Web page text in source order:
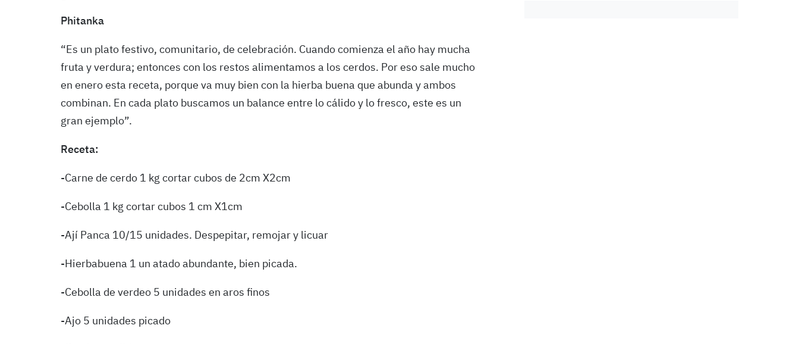
Phitanka
“Es un plato festivo, comunitario, de celebración. Cuando comienza el año hay mucha
fruta y verdura; entonces con los restos alimentamos a los cerdos. Por eso sale mucho
en enero esta receta, porque va muy bien con la hierba buena que abunda y ambos
combinan. En cada plato buscamos un balance entre lo cálido y lo fresco, este es un
gran ejemplo”.
Receta:
-Carne de cerdo 1 kg cortar cubos de 2cm X2cm
-Cebolla 1 kg cortar cubos 1 cm X1cm
-Ají Panca 10/15 unidades. Despepitar, remojar y licuar
-Hierbabuena 1 un atado abundante, bien picada.
-Cebolla de verdeo 5 unidades en aros finos
-Ajo 5 unidades picado